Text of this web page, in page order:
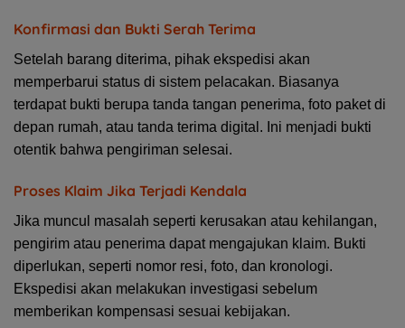
Konfirmasi dan Bukti Serah Terima
Setelah barang diterima, pihak ekspedisi akan
memperbarui status di sistem pelacakan. Biasanya
terdapat bukti berupa tanda tangan penerima, foto paket di
depan rumah, atau tanda terima digital. Ini menjadi bukti
otentik bahwa pengiriman selesai.
Proses Klaim Jika Terjadi Kendala
Jika muncul masalah seperti kerusakan atau kehilangan,
pengirim atau penerima dapat mengajukan klaim. Bukti
diperlukan, seperti nomor resi, foto, dan kronologi.
Ekspedisi akan melakukan investigasi sebelum
memberikan kompensasi sesuai kebijakan.